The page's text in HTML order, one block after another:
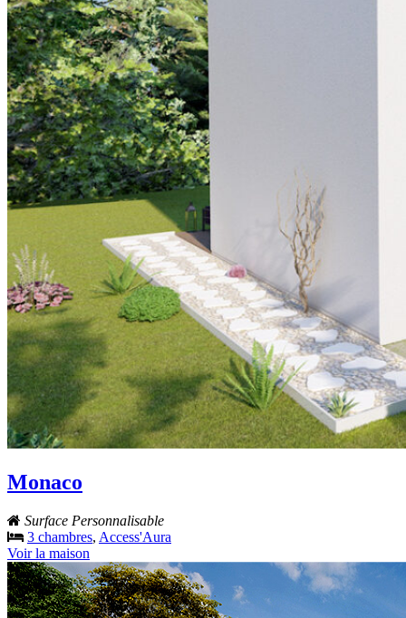
Monaco
Surface Personnalisable
3 chambres, Access'Aura
Voir la maison